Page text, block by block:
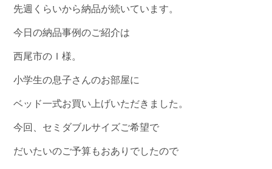
先週くらいから納品が続いています。
今日の納品事例のご紹介は
西尾市のＩ様。
小学生の息子さんのお部屋に
ベッド一式お買い上げいただきました。
今回、セミダブルサイズご希望で
だいたいのご予算もおありでしたので